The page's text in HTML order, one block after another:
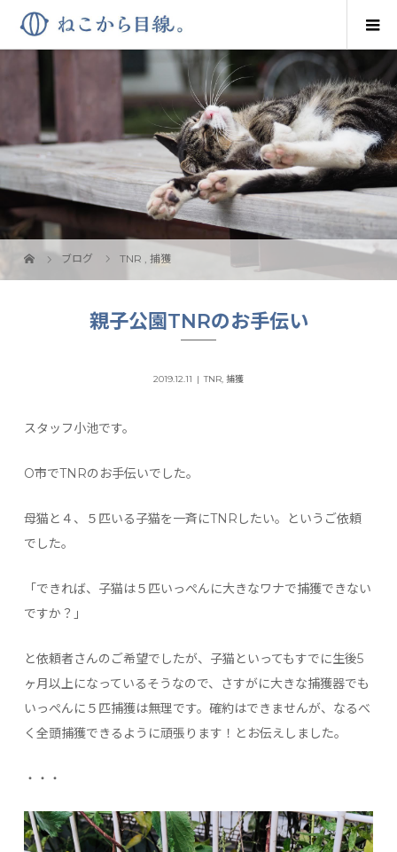
ブログ TNR ,捕獲
親子公園TNRのお手伝い
2019.12.11 TNR, 捕獲
スタッフ小池です。
O市でTNRのお手伝いでした。
母猫と４、５匹いる子猫を一斉にTNRしたい。というご依頼
でした。
「できれば、子猫は５匹いっぺんに大きなワナで捕獲できない
ですか？」
と依頼者さんのご希望でしたが、子猫といってもすでに生後5
ヶ月以上になっているそうなので、さすがに大きな捕獲器でも
いっぺんに５匹捕獲は無理です。確約はできませんが、なるべ
く全頭捕獲できるように頑張ります！とお伝えしました。
・・・